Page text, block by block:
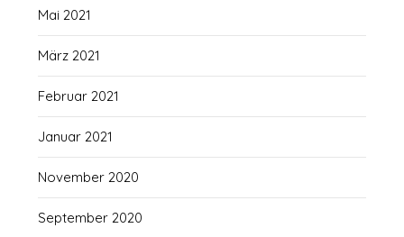
Mai 2021
März 2021
Februar 2021
Januar 2021
November 2020
September 2020